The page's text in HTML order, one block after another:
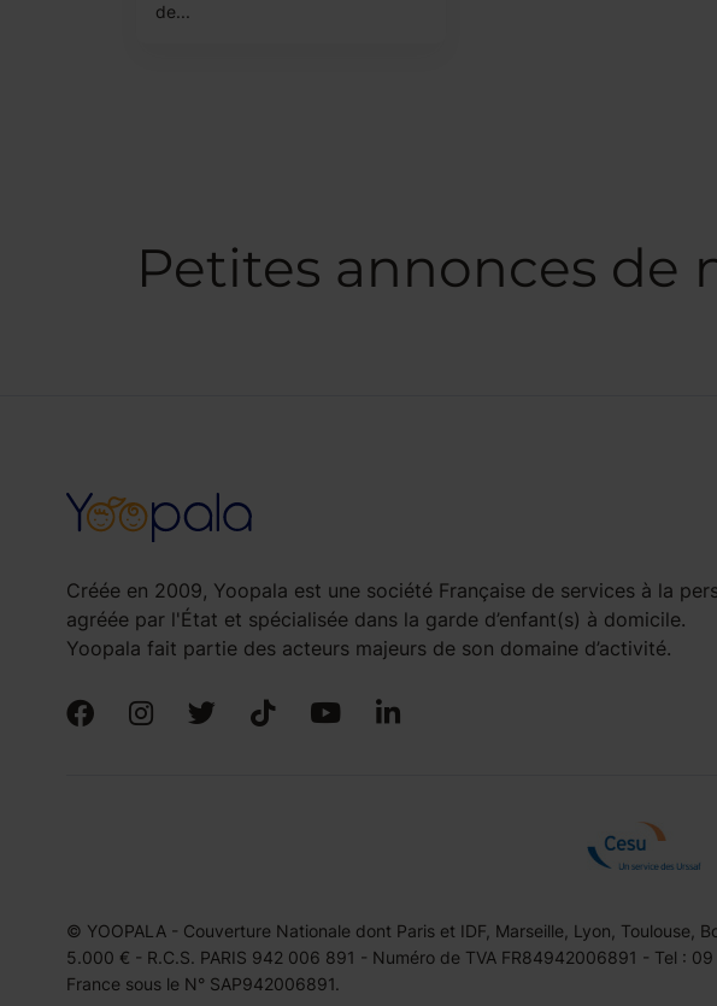
de...
Petites annonces de
Créée en 2009, Yoopala est une société Française de services à la
agréée par l'État et spécialisée dans la garde d’enfant(s) à domicile.
Yoopala fait partie des acteurs majeurs de son domaine d’activité.
© YOOPALA - Couverture Nationale dont Paris et IDF, Marseille, Lyon, Toulouse,
5.000 € - R.C.S. PARIS 942 006 891 - Numéro de TVA FR84942006891 - Tel :
France sous le N° SAP942006891.